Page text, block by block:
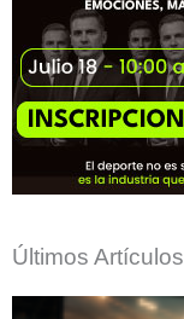
Últimos Artículos